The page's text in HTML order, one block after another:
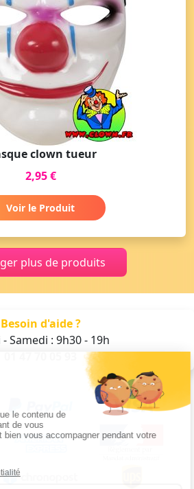
clown tueur
2,95 €
Voir le Produit
plus de produits
Besoin d'aide ?
Samedi : 9h30 - 19h